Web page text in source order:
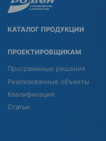
КАТАЛОГ ПРОДУКЦИИ
ПРОЕКТИРОВЩИКАМ
Программные решения
Реализованные объекты
Квалификация
Статьи